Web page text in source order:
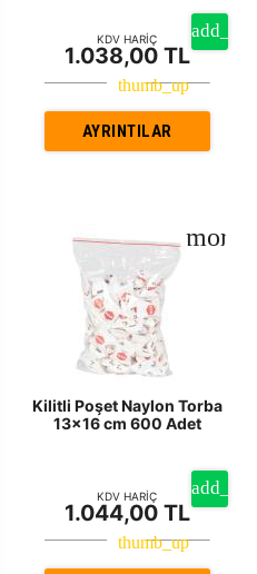
KDV HARİÇ
1.038,00 TL
AYRINTILAR
Kilitli Poşet Naylon Torba
13x16 cm 600 Adet
KDV HARİÇ
1.044,00 TL